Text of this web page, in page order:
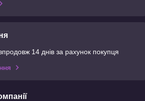
14 днів за рахунок покупця